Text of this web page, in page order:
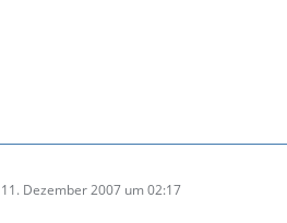
11. Dezember 2007 um 02:17